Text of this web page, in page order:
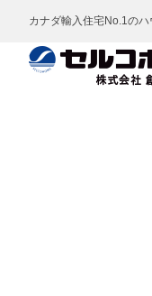
カナダ輸入住宅No.1の